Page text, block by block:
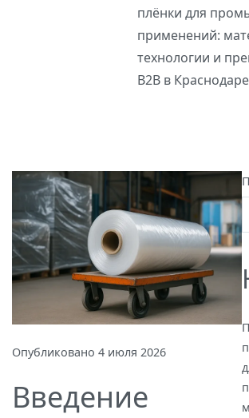
плёнки для
применений:
технологии и
B2B в Краснодаре
Опубликовано 4 июля 2026
Введение